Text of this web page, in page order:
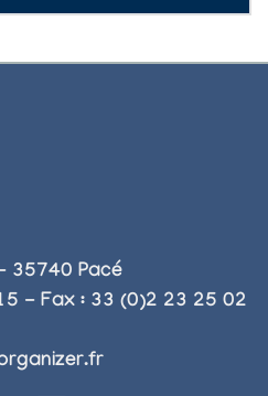
35740 Pacé
- Fax : 33 (0)2 23 25 02